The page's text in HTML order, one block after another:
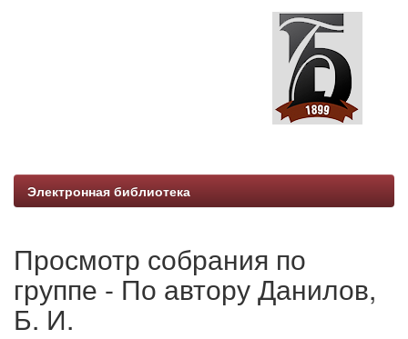
Электронная библиотека
Просмотр собрания по
группе - По автору Данилов,
Б. И.